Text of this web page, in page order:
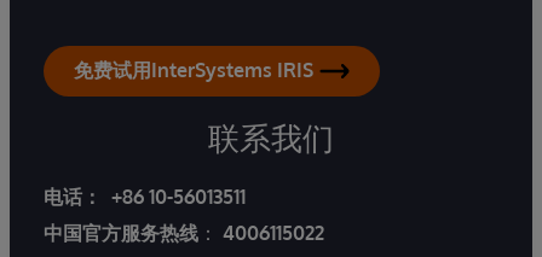
免费试用InterSystems IRIS
联系我们
电话：
+86 10-56013511
中国官方服务热线 ： 4006115022